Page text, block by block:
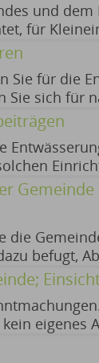
und dem
für
im
Sie für die
Sie sich für
die
befugt,
von
eigenes
als